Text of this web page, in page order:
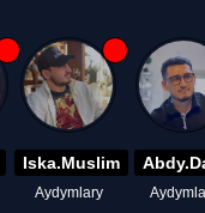
Iska.Muslim
Aydymlary